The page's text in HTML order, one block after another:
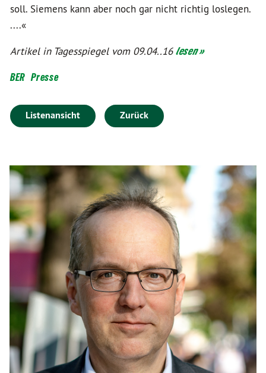
soll. Siemens kann aber noch gar nicht richtig loslegen.
....«
Artikel in Tagesspiegel vom 09.04..16lesen »
BER Presse
Listenansicht Zurück